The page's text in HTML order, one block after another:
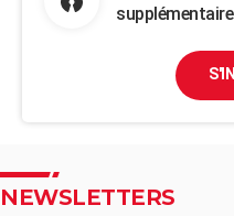
NEWSLETTERS